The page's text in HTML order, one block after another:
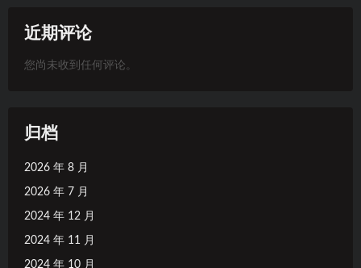
近期评论
您尚未收到任何评论。
归档
2026 年 8 月
2026 年 7 月
2024 年 12 月
2024 年 11 月
2024 年 10 月